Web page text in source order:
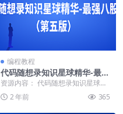
编程教程
代码随想录知识星球精华-最强
八股文（第五版）
资源内容： 代码随想录知识星球精
华(最强八股文)第五版（面经篇) .pd
f 代码...
2 年前 365